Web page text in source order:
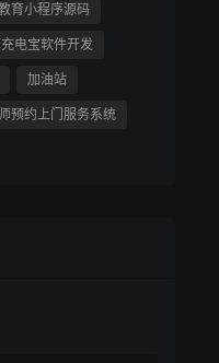
育小程序源码
电宝软件开发
加油站
预约上门服务系统